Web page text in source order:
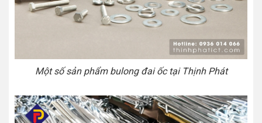
Một số sản phẩm bulong đai ốc tại Thịnh Phát